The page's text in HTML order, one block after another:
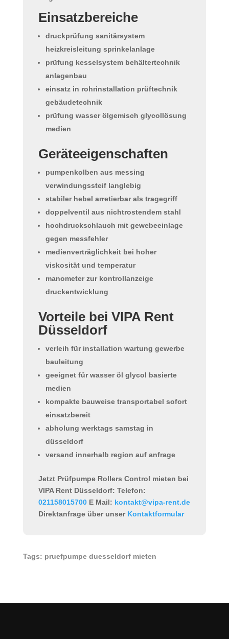
Einsatzbereiche
druckprüfung sanitärsystem
heizkreisleitung sprinkelanlage
prüfung kesselsystem behältertechnik
anlagenbau
einsatz in rohrinstallation prüftechnik
gebäudetechnik
prüfung wasser ölgemisch glycollösung
medien
Geräteeigenschaften
pumpenkolben aus messing
verwindungssteif langlebig
stabiler hebel arretierbar als tragegriff
doppelventil aus nichtrostendem stahl
hochdruckschlauch mit gewebeeinlage
gegen messfehler
medienverträglichkeit bei hoher
viskosität und temperatur
manometer zur kontrollanzeige
druckentwicklung
Vorteile bei VIPA Rent
Düsseldorf
verleih für installation wartung gewerbe
bauleitung
geeignet für wasser öl glycol basierte
medien
kompakte bauweise transportabel sofort
einsatzbereit
abholung werktags samstag in
düsseldorf
versand innerhalb region auf anfrage
Jetzt Prüfpumpe Rollers Control mieten bei
VIPA Rent Düsseldorf: Telefon:
021158015700E Mail: kontakt@vipa-rent.de
Direktanfrage über unser Kontaktformular
Tags: pruefpumpe duesseldorf mieten